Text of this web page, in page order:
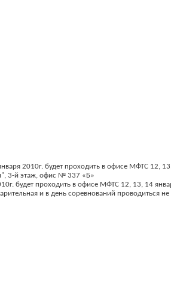
2010г. будет проходить в офисе МФТС 12,
3-й этаж, офис № 337 «Б»
будет проходить в офисе МФТС 12, 13, 14
и в день соревнований проводиться не